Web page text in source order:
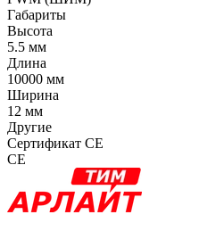
Габариты
Высота
5.5 мм
Длина
10000 мм
Ширина
12 мм
Другие
Сертификат CE
CE